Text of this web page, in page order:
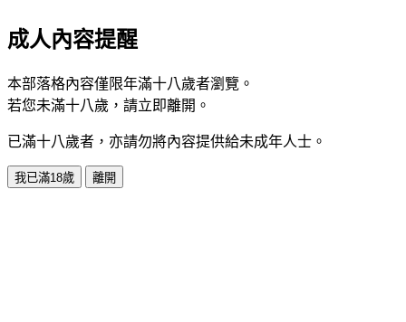
成人內容提醒
本部落格內容僅限年滿十八歲者瀏覽。
若您未滿十八歲，請立即離開。
已滿十八歲者，亦請勿將內容提供給未成年人士。
我已滿18歲 離開